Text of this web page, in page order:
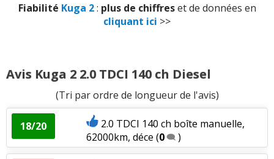
Fiabilité Kuga 2: plus de chiffreset de données en
cliquant ici >>
Avis Kuga 2 2.0 TDCI 140 ch Diesel
(Tri par ordre de longueur de l'avis)
18/20
2.0 TDCI 140 ch boîte manuelle,
62000km, déce (0 )